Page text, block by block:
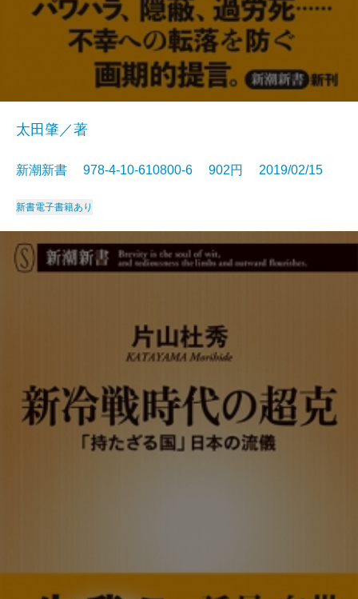
太田肇／著
新潮新書 978-4-10-610800-6 902円 2019/02/15
新書電子書籍あり